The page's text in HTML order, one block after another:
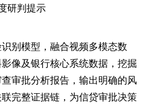
研判提示
别模型，融合视频多模态数
像及银行核心系统数据，挖掘
审批分析报告，输出明确的风
完整证据链，为信贷审批决策